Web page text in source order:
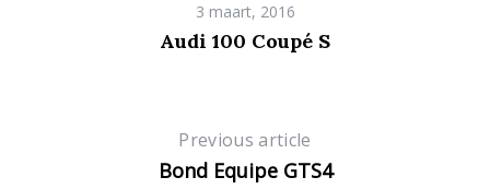
3 maart, 2016
Audi 100 Coupé S
Previous article
Bond Equipe GTS4